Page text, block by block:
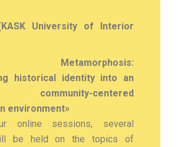
University of Interior
Metamorphosis:
historical identity into an
community-centered
environment»
online sessions, several
be held on the topics of